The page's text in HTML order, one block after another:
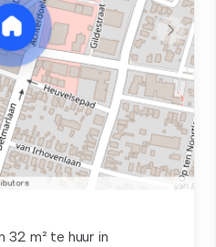
32 m² te huur in